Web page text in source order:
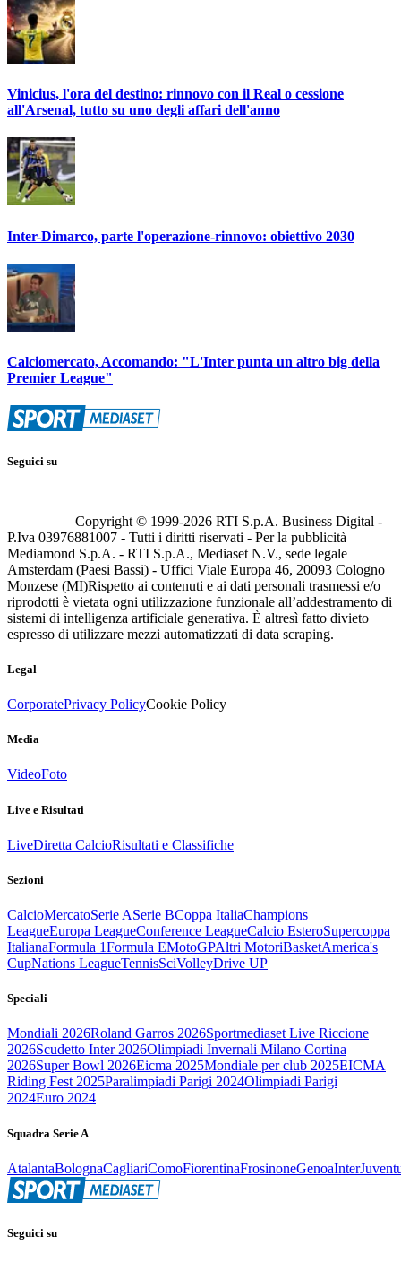
Vinicius, l'ora del destino: rinnovo con il Real o cessione
all'Arsenal, tutto su uno degli affari dell'anno
Inter-Dimarco, parte l'operazione-rinnovo: obiettivo 2030
Calciomercato, Accomando: "L'Inter punta un altro big della
Premier League"
Seguici su
Copyright © 1999-2026 RTI S.p.A. Business Digital -
P.Iva 03976881007 - Tutti i diritti riservati - Per la pubblicità
Mediamond S.p.A. - RTI S.p.A., Mediaset N.V., sede legale
Amsterdam (Paesi Bassi) - Uffici Viale Europa 46, 20093 Cologno
Monzese (MI)Rispetto ai contenuti e ai dati personali trasmessi e/o
riprodotti è vietata ogni utilizzazione funzionale all’addestramento di
sistemi di intelligenza artificiale generativa. È altresì fatto divieto
espresso di utilizzare mezzi automatizzati di data scraping.
Legal
CorporatePrivacy PolicyCookie Policy
Media
VideoFoto
Live e Risultati
LiveDiretta CalcioRisultati e Classifiche
Sezioni
CalcioMercatoSerie ASerie BCoppa ItaliaChampions
LeagueEuropa LeagueConference LeagueCalcio EsteroSupercoppa
ItalianaFormula 1Formula EMotoGPAltri MotoriBasketAmerica's
CupNations LeagueTennisSciVolleyDrive UP
Speciali
Mondiali 2026Roland Garros 2026Sportmediaset Live Riccione
2026Scudetto Inter 2026Olimpiadi Invernali Milano Cortina
2026Super Bowl 2026Eicma 2025Mondiale per club 2025EICMA
Riding Fest 2025Paralimpiadi Parigi 2024Olimpiadi Parigi
2024Euro 2024
Squadra Serie A
AtalantaBolognaCagliariComoFiorentinaFrosinoneGenoaInter
Seguici su